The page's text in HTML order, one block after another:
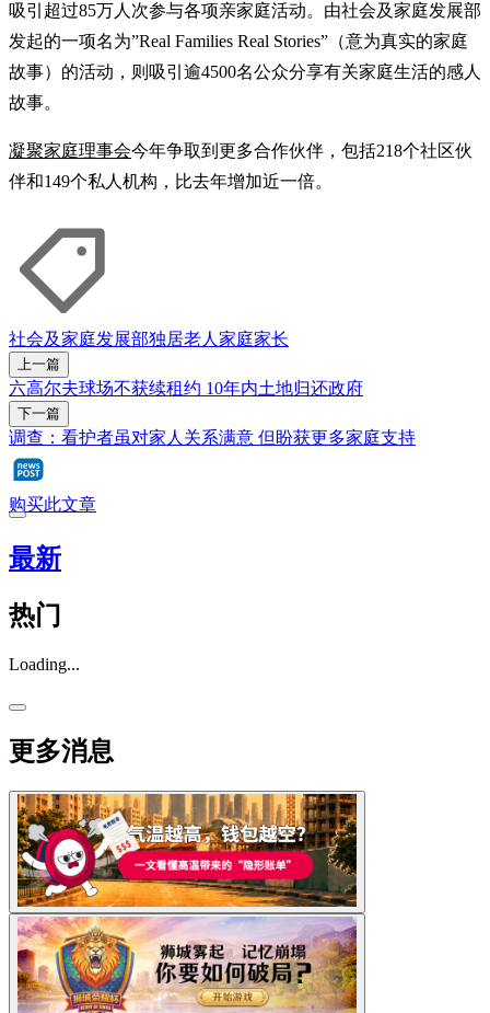
吸引超过85万人次参与各项亲家庭活动。由社会及家庭发展部
发起的一项名为”Real Families Real Stories”（意为真实的家庭
故事）的活动，则吸引逾4500名公众分享有关家庭生活的感人
故事。
凝聚家庭理事会今年争取到更多合作伙伴，包括218个社区伙
伴和149个私人机构，比去年增加近一倍。
社会及家庭发展部独居老人家庭家长
上一篇
六高尔夫球场不获续租约 10年内土地归还政府
下一篇
调查：看护者虽对家人关系满意 但盼获更多家庭支持
购买此文章
最新
热门
Loading...
更多消息